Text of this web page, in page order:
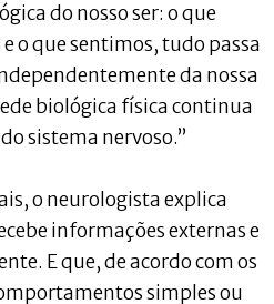
do nosso ser: o que
o que sentimos, tudo passa
da nossa
biológica física continua
sistema nervoso.”
o neurologista explica
informações externas e
E que, de acordo com os
simples ou